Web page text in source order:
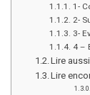
1-
2-
3-
4 –
Lire aussi
Lire